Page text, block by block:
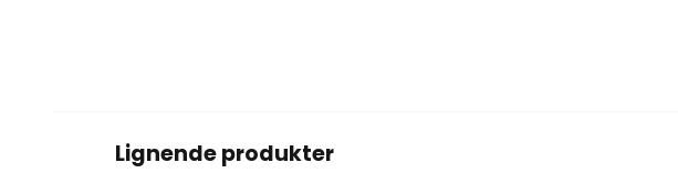
Lignende produkter